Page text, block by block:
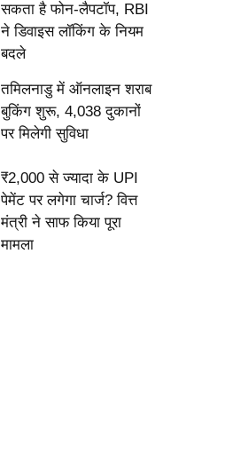
सकता है फोन-लैपटॉप, RBI
ने डिवाइस लॉकिंग के नियम
बदले
तमिलनाडु में ऑनलाइन शराब
बुकिंग शुरू, 4,038 दुकानों
पर मिलेगी सुविधा
₹2,000 से ज्यादा के UPI
पेमेंट पर लगेगा चार्ज? वित्त
मंत्री ने साफ किया पूरा
मामला